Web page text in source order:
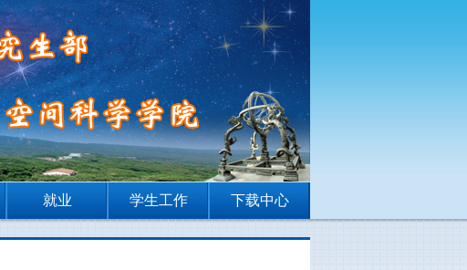
就业 学生工作 下载中心